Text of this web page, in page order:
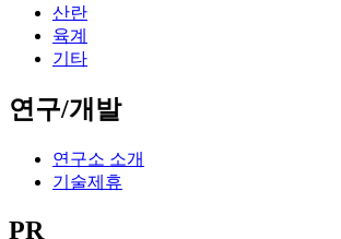
산란
육계
기타
연구/개발
연구소 소개
기술제휴
PR